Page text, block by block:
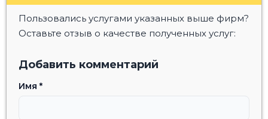
Пользовались услугами указанных выше фирм?
Оставьте отзыв о качестве полученных услуг:
Добавить комментарий
Имя *